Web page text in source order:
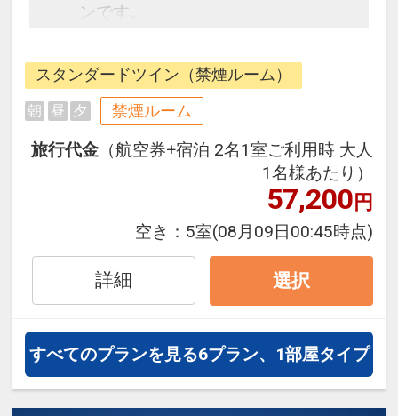
ンです。
できるダイナミックパッケージだか
ら、一都市滞在はもちろん周遊旅行
にも最適！
旅行期間中の1泊だけの宿泊や延
泊・飛び泊なども自由自在です。
フライトは、安心のJAL（または
JALグループ）確約！フライトマイ
ル50%貯まります。
オプションでレンタカーや現地交
通・体験プランなどの追加（同時予
約）が可能なプランもございます。
スタンダードツイン（禁煙ルーム）
朝 昼 夕 禁煙ルーム
旅行代金 （航空券+宿泊 2名1室ご利用時 大人
1名様あたり）
57,200円
空き： 5室(08月09日00:45時点)
詳細 選択
すべてのプランを見る6プラン、1部屋タイプ